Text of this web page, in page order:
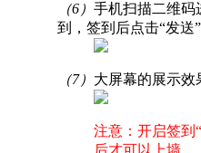
（6） 手机扫描二维码
到，签到后点击“发送
（7） 大屏幕的展示效
注意：开启签到